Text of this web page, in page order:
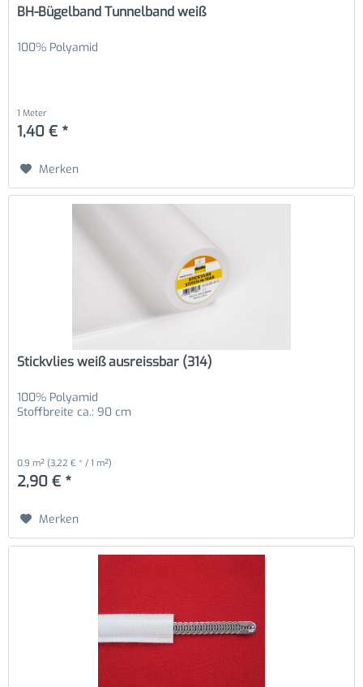
BH-Bügelband Tunnelband weiß
100% Polyamid
1 Meter
1,40 € *
Merken
Stickvlies weiß ausreissbar (314)
100% Polyamid
Stoffbreite ca.: 90 cm
0.9 m² (3,22 € * / 1 m²)
2,90 € *
Merken